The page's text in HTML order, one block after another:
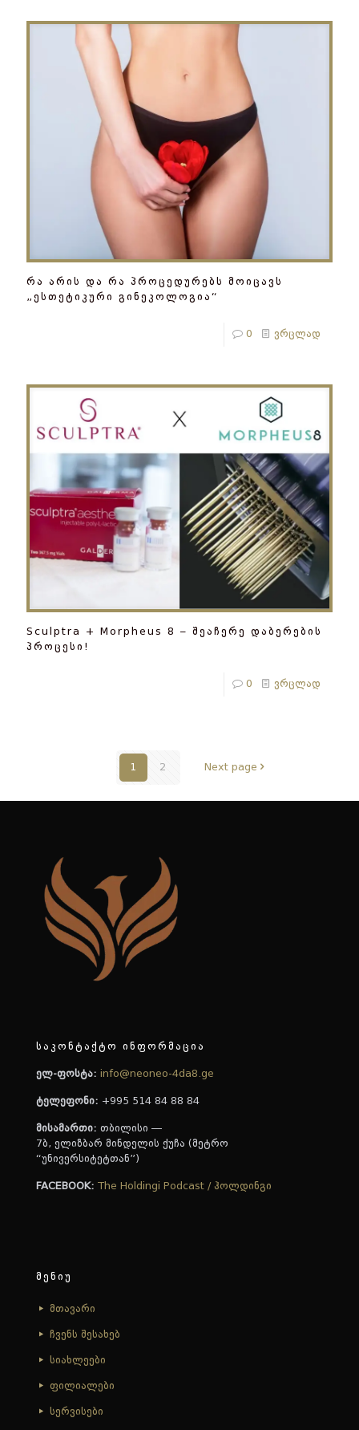
რა არის და რა პროცედურებს მოიცავს
„ესთეტიკური გინეკოლოგია“
0 ვრცლად
Sculptra + Morpheus 8 – შეაჩერე დაბერების
პროცესი!
0 ვრცლად
1 2 Next page
საკონტაქტო ინფორმაცია
ელ-ფოსტა: info@neoneo-4da8.ge
ტელეფონი: +995 514 84 88 84
მისამართი: თბილისი —
7ბ, ელიზბარ მინდელის ქუჩა (მეტრო
“უნივერსიტეტთან”)
FACEBOOK: The Holdingi Podcast / ჰოლდინგი
მენიუ
მთავარი
ჩვენს შესახებ
სიახლეები
ფილიალები
სერვისები